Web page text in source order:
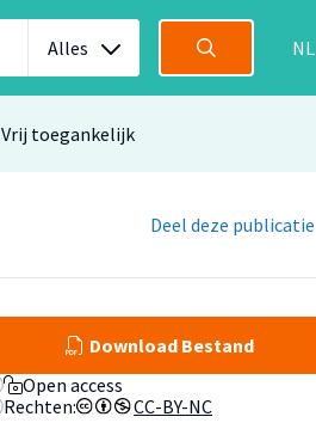
Alles NL
Vrij toegankelijk
Deel deze publicatie
Download Bestand
Open access
Rechten:
CC-BY-NC